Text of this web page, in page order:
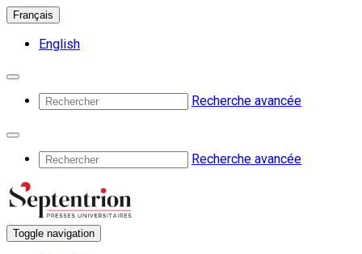
Français
English
Recherche avancée
Recherche avancée
Toggle navigation